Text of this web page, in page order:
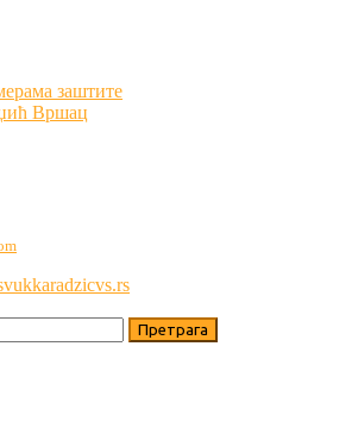
заштите
Вршац
Претрага